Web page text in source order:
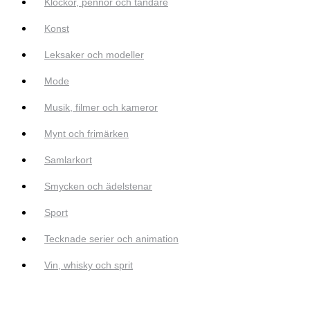
Konst
Leksaker och modeller
Mode
Musik, filmer och kameror
Mynt och frimärken
Samlarkort
Smycken och ädelstenar
Sport
Tecknade serier och animation
Vin, whisky och sprit